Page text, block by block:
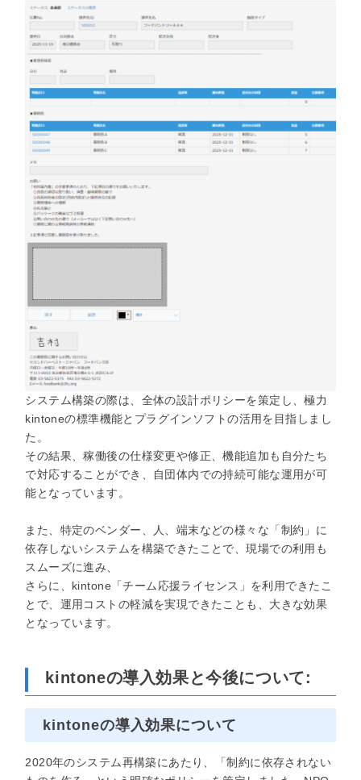
システム構築の際は、全体の設計ポリシーを策定し、極力
kintoneの標準機能とプラグインソフトの活用を目指しまし
た。
その結果、稼働後の仕様変更や修正、機能追加も自分たち
で対応することができ、自団体内での持続可能な運用が可
能となっています。
また、特定のベンダー、人、端末などの様々な「制約」に
依存しないシステムを構築できたことで、現場での利用も
スムーズに進み、
さらに、kintone「チーム応援ライセンス」を利用できたこ
とで、運用コストの軽減を実現できたことも、大きな効果
となっています。
kintoneの導入効果と今後について:
kintoneの導入効果について
2020年のシステム再構築にあたり、「制約に依存されない